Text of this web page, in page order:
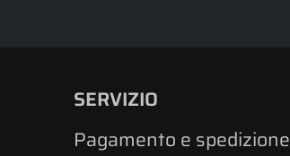
SERVIZIO
Pagamento e spedizione